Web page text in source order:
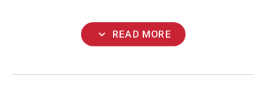
expand_more READ MORE